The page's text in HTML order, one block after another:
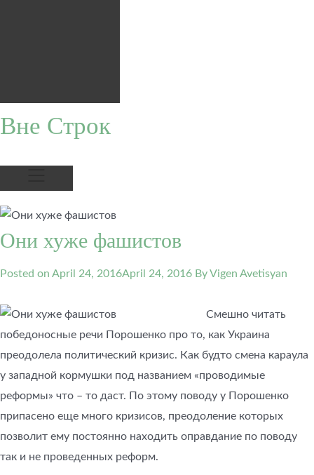
Вне Строк
Они хуже фашистов
Posted on April 24, 2016April 24, 2016 By Vigen Avetisyan
Смешно читать
победоносные речи Порошенко про то, как Украина
преодолела политический кризис. Как будто смена караула
у западной кормушки под названием «проводимые
реформы» что – то даст. По этому поводу у Порошенко
припасено еще много кризисов, преодоление которых
позволит ему постоянно находить оправдание по поводу
так и не проведенных реформ.